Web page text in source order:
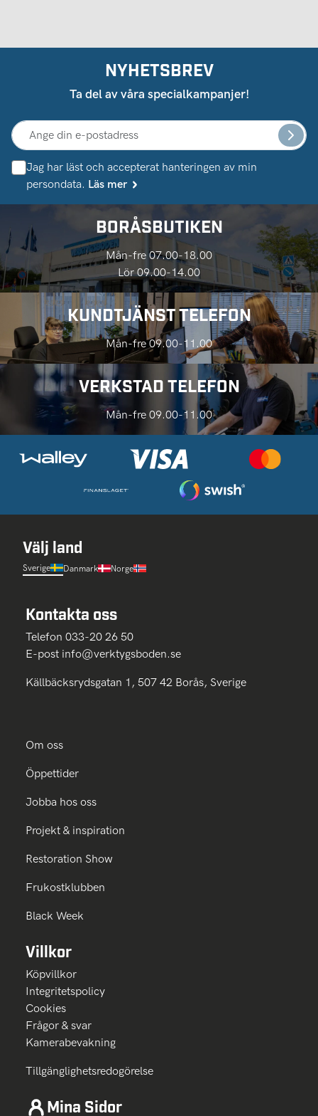
NYHETSBREV
Ta del av våra specialkampanjer!
Jag har läst och accepterat hanteringen av min
persondata. Läs mer
BORÅSBUTIKEN
Mån-fre 07.00-18.00
Lör 09.00-14.00
KUNDTJÄNST TELEFON
Mån-fre 09.00-11.00
VERKSTAD TELEFON
Mån-fre 09.00-11.00
Välj land
Sverige Danmark Norge
Kontakta oss
Telefon 033-20 26 50
E-post info@verktygsboden.se
Källbäcksrydsgatan 1, 507 42 Borås, Sverige
Om oss
Öppettider
Jobba hos oss
Projekt & inspiration
Restoration Show
Frukostklubben
Black Week
Villkor
Köpvillkor
Integritetspolicy
Cookies
Frågor & svar
Kamerabevakning
Tillgänglighetsredogörelse
Mina Sidor